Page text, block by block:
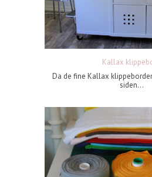
Kallax
Da de fine Kallax
siden...